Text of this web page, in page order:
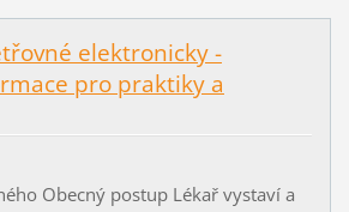
elektronicky -
pro praktiky a
Obecný postup Lékař vystaví a